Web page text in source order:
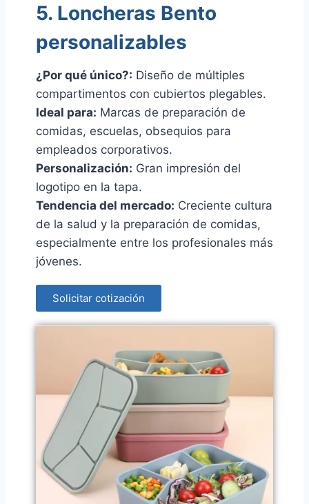
5. Loncheras Bento
personalizables
¿Por qué único?: Diseño de múltiples
compartimentos con cubiertos plegables.
Ideal para: Marcas de preparación de
comidas, escuelas, obsequios para
empleados corporativos.
Personalización: Gran impresión del
logotipo en la tapa.
Tendencia del mercado: Creciente cultura
de la salud y la preparación de comidas,
especialmente entre los profesionales más
jóvenes.
Solicitar cotización